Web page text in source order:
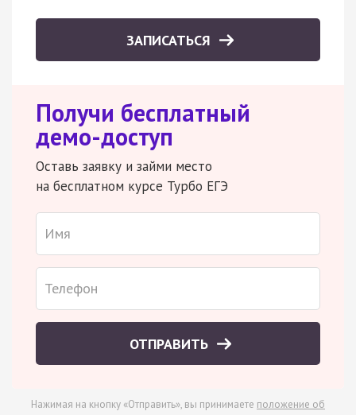
ЗАПИСАТЬСЯ
Получи бесплатный
демо-доступ
Оставь заявку и займи место
на бесплатном курсе Турбо ЕГЭ
ОТПРАВИТЬ
Нажимая на кнопку «Отправить», вы принимаете положение об